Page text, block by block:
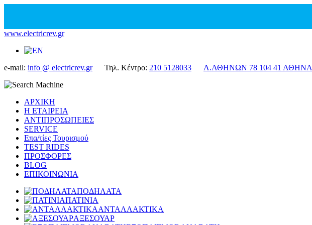
www.electricrev.gr
e-mail: info @ electricrev.grΤηλ. Κέντρο: 210 5128033 Λ.ΑΘΗΝΩΝ 78 104 41 ΑΘΗΝΑ
ΑΡΧΙΚΗ
Η ΕΤΑΙΡΕΙΑ
ΑΝΤΙΠΡΟΣΩΠΕΙΕΣ
SERVICE
Επα/τίες Τουρισμού
TEST RIDES
ΠΡΟΣΦΟΡΕΣ
BLOG
ΕΠΙΚΟΙΝΩΝΙΑ
ΠΟΔΗΛΑΤΑ
ΠΑΤΙΝΙΑ
ΑΝΤΑΛΛΑΚΤΙΚΑ
ΑΞΕΣΟΥΑΡ